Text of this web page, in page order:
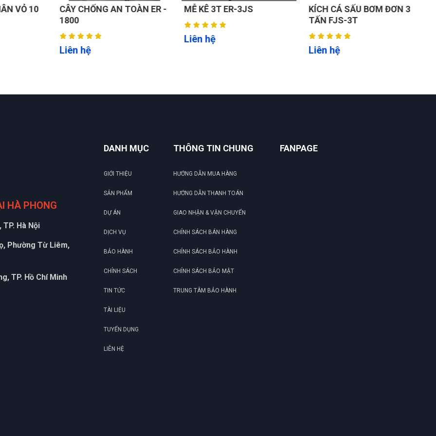
xa.
VỎ 10
CÂY CHỐNG AN TOÀN ER -
1800
Liên hệ
MỄ KÊ 3T ER-3JS
Liên hệ
KÍCH CÁ SẤU BƠM ĐƠN 3
TẤN FJS-3T
Liên hệ
HÀ PHONG
Hà Nội
Phường Từ Liêm,
TP. Hồ Chí Minh
DANH MỤC
GIỚI THIỆU
SẢN PHẨM
DỰ ÁN
DỊCH VỤ
BẢO HÀNH
CHÍNH SÁCH
TIN TỨC
TÀI LIỆU
TUYỂN DỤNG
LIÊN HỆ
THÔNG TIN CHUNG
HƯỚNG DẪN MUA HÀNG
HƯỚNG DẪN THANH TOÁN
GIAO NHẬN & VẬN CHUYỂN
CHÍNH SÁCH BÁN HÀNG
CHÍNH SÁCH BẢO HÀNH
CHÍNH SÁCH BẢO MẬT
TRUNG TÂM BẢO HÀNH
FANPAGE